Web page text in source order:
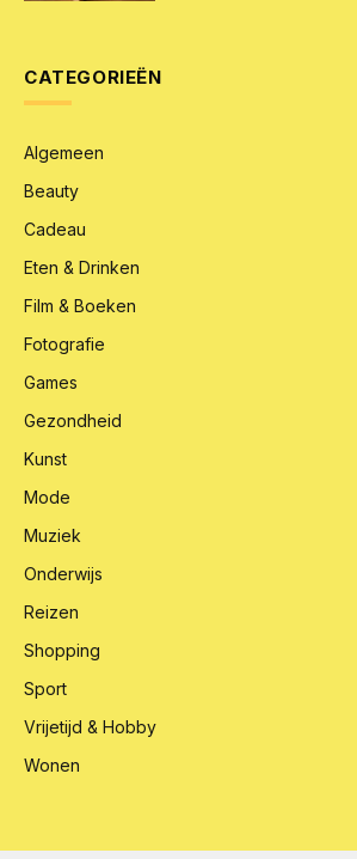
CATEGORIEËN
Algemeen
Beauty
Cadeau
Eten & Drinken
Film & Boeken
Fotografie
Games
Gezondheid
Kunst
Mode
Muziek
Onderwijs
Reizen
Shopping
Sport
Vrijetijd & Hobby
Wonen